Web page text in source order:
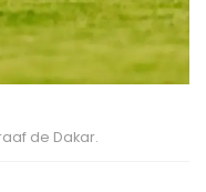
de Dakar.